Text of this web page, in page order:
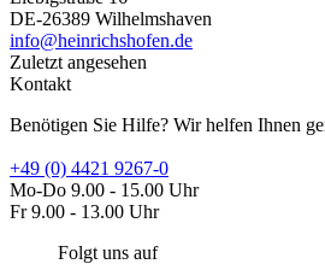
DE-26389 Wilhelmshaven
info@heinrichshofen.de
Zuletzt angesehen
Kontakt
Benötigen Sie Hilfe? Wir helfen Ihnen
+49 (0) 4421 9267-0
Mo-Do 9.00 - 15.00 Uhr
Fr 9.00 - 13.00 Uhr
Folgt uns auf